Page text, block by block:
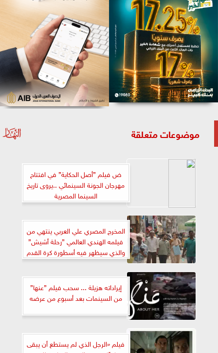
موضوعات متعلقة
ض فيلم ”أصل الحكاية” في افتتاح
مهرجان الجونة السينمائي ..يروى تاريخ
السينما المصرية
المخرج المصري علي العربي ينتهي من
فيلمه الهندي العالمي ”رحلة أشيش”
والذي سيظهر فيه أسطورة كرة القدم
العالمية ميسي
إيراداته هزيلة ... سحب فيلم ”عنها”
من السينمات بعد أسبوع من عرضه
فيلم «الرجل الذي لم يستطع أن يبقى